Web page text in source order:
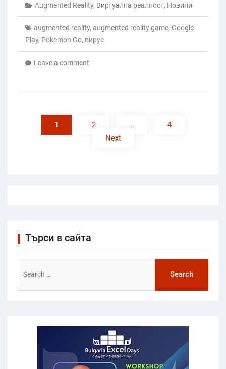
Augmented Reality, Виртуална реалност, Новини
augmented reality, augmented reality game, Google
Play, Pokemon Go, вирус
Leave a comment
pagination
1 2 …
4
Next
Търси в сайта
for: